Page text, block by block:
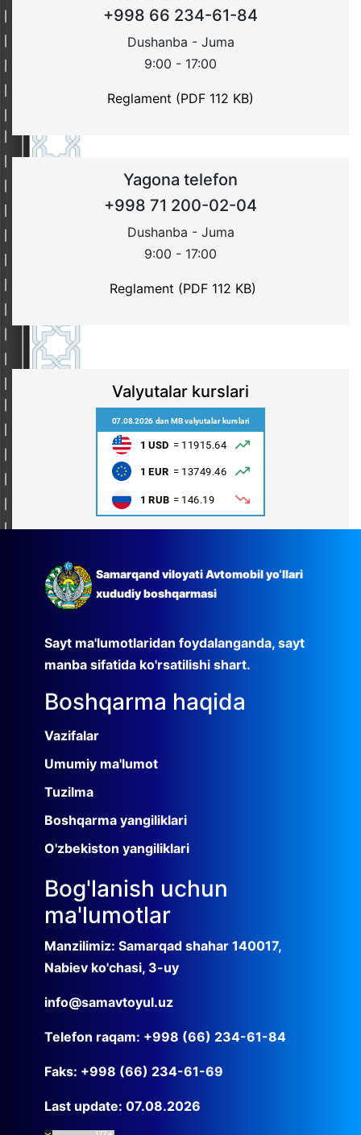
+998 66 234-61-84
Dushanba - Juma
9:00 - 17:00
Reglament (PDF 112 KB)
Yagona telefon
+998 71 200-02-04
Dushanba - Juma
9:00 - 17:00
Reglament (PDF 112 KB)
Valyutalar kurslari
Samarqand viloyati Avtomobil yo‘llari
xududiy boshqarmasi
Sayt ma'lumotlaridan foydalanganda, sayt
manba sifatida ko'rsatilishi shart.
Boshqarma haqida
Vazifalar
Umumiy ma'lumot
Tuzilma
Boshqarma yangiliklari
O'zbekiston yangiliklari
Bog'lanish uchun
ma'lumotlar
Manzilimiz: Samarqad shahar 140017,
Nabiev ko'chasi, 3-uy
info@samavtoyul.uz
Telefon raqam: +998 (66) 234-61-84
Faks: +998 (66) 234-61-69
Last update: 07.08.2026